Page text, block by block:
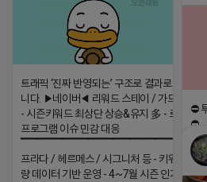
트래픽 ‘진짜 반영되는’ 구조로 결과로 보여드립
니다. ▶네이버◀ 리워드 스테이 / 가드 / 자몽
- 시즌키워드 최상단 상승&유지 多 - 로직변
프로그램 이슈 민감 대응
▔▔▔▔▔▔▔▔▔▔▔▔▔▔▔▔▔▔ ▶쿠팡
프라다 / 헤르메스 / 시그니처 등 - 키워드 검색
량 데이터 기반 운영 - 4~7월 시즌 인기 키워
⛔️
⛔️